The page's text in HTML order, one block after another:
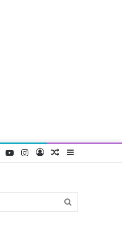
Random
Log
Instagram
YouTube
Twitter